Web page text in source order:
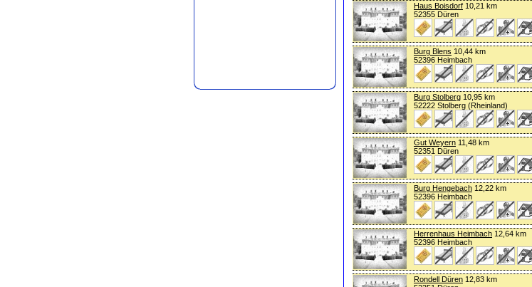
Haus Boisdorf 10,21 km
52355 Düren
Burg Blens 10,44 km
52396 Heimbach
Burg Stolberg 10,95 km
52222 Stolberg (Rheinland)
Gut Weyern 11,48 km
52351 Düren
Burg Hengebach 12,22 km
52396 Heimbach
Herrenhaus Heimbach 12,64 km
52396 Heimbach
Rondell Düren 12,83 km